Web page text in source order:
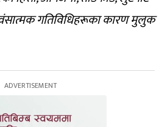
गतिविधिहरूका कारण मुलुक